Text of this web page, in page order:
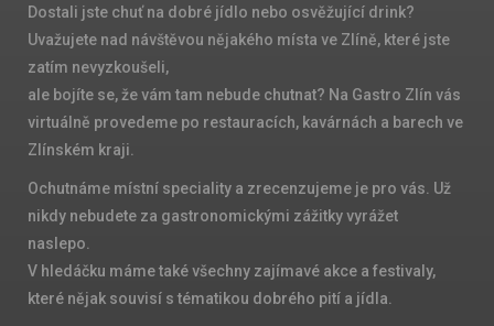
Dostali jste chuť na dobré jídlo nebo osvěžující drink?
Uvažujete nad návštěvou nějakého místa ve Zlíně, které jste
zatím nevyzkoušeli,
ale bojíte se, že vám tam nebude chutnat? Na Gastro Zlín vás
virtuálně provedeme po restauracích, kavárnách a barech ve
Zlínském kraji.
Ochutnáme místní speciality a zrecenzujeme je pro vás. Už
nikdy nebudete za gastronomickými zážitky vyrážet
naslepo.
V hledáčku máme také všechny zajímavé akce a festivaly,
které nějak souvisí s tématikou dobrého pití a jídla.